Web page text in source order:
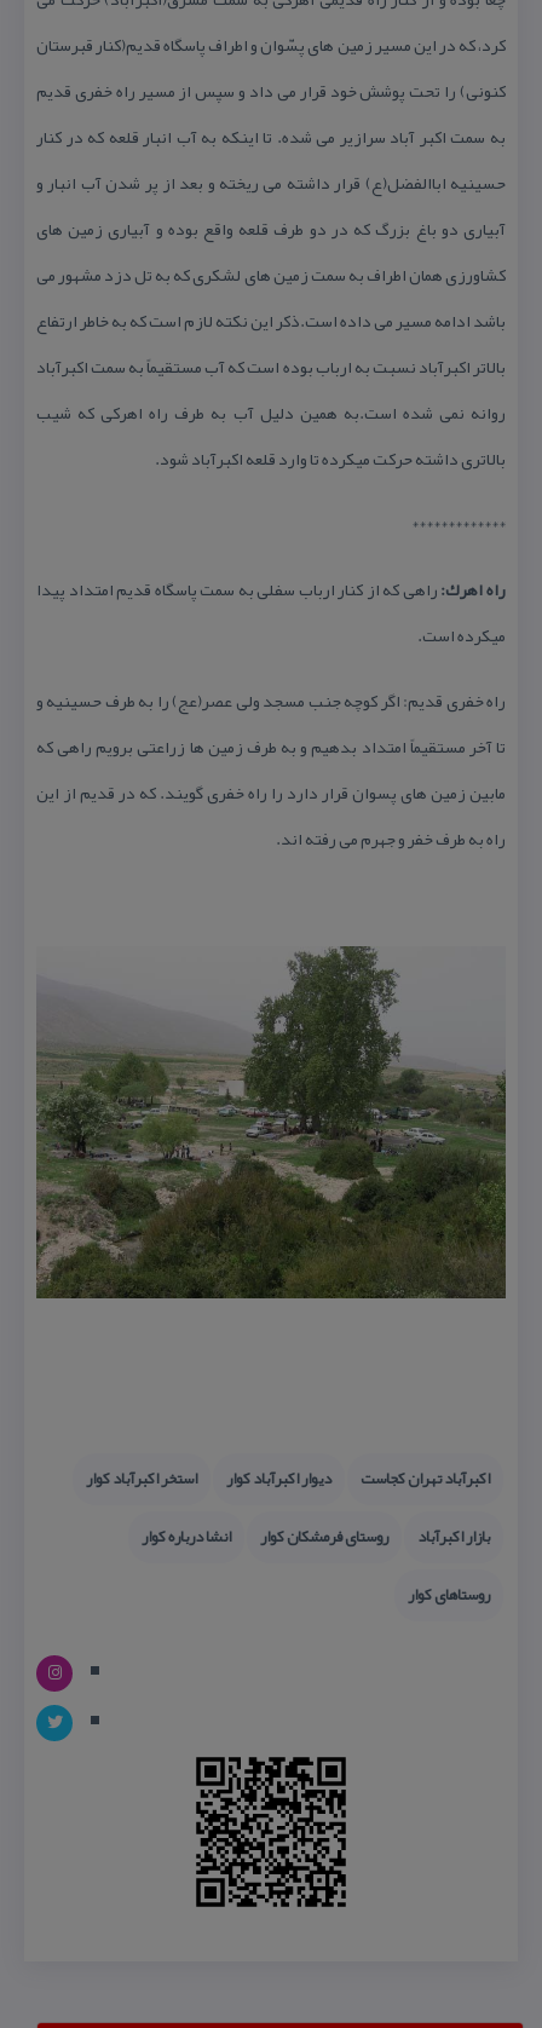
كرد، كه در این مسیر زمین های پسّوان و اطراف پاسگاه قدیم(كنار قبرستان
كنونی) را تحت پوشش خود قرار می داد و سپس از مسیر راه خفری قدیم
به سمت اكبر آباد سرازیر می شده. تا اینكه به آب انبار قلعه كه در كنار
حسینیه اباالفضل(ع) قرار داشته می ریخته و بعد از پر شدن آب انبار و
آبیاری دو باغ بزرگ كه در دو طرف قلعه واقع بوده و آبیاری زمین های
كشاورزی همان اطراف به سمت زمین های لشكری كه به تل دزد مشهور می
باشد ادامه مسیر می داده است.ذكر این نكته لازم است كه به خاطر ارتفاع
بالاتر اكبرآباد نسبت به ارباب بوده است كه آب مستقیماً به سمت اكبرآباد
روانه نمی شده است.به همین دلیل آب به طرف راه اهركی كه شیب
بالاتری داشته حركت میكرده تا وارد قلعه اكبرآباد شود.
*************
راه اهرك:راهی كه از كنار ارباب سفلی به سمت پاسگاه قدیم امتداد پیدا
میكرده است.
راه خفری قدیم: اگر كوچه جنب مسجد ولی عصر(عج) را به طرف حسینیه و
تا آخر مستقیماً امتداد بدهیم و به طرف زمین ها زراعتی برویم راهی كه
مابین زمین های پسوان قرار دارد را راه خفری گویند. كه در قدیم از این
راه به طرف خفر و جهرم می رفته اند.
اكبرآباد تهران كجاست دیوار اكبرآباد كوار
استخر اكبرآباد كوار
بازار اكبرآباد
روستای فرمشكان كوار
انشا درباره كوار
روستاهای كوار